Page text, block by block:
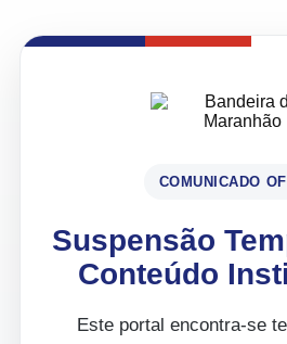
COMUNICADO
Suspensão
Conteúdo
Este portal encontra-se